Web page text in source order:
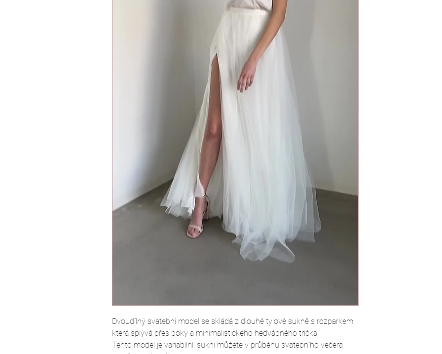
Dvoudílný svatební model se skládá z dlouhé tylové sukně s rozparkem,
která splývá přes boky a minimalistického hedvábného trička.
Tento model je variabilní, sukni můžete v průběhu svatebního večera